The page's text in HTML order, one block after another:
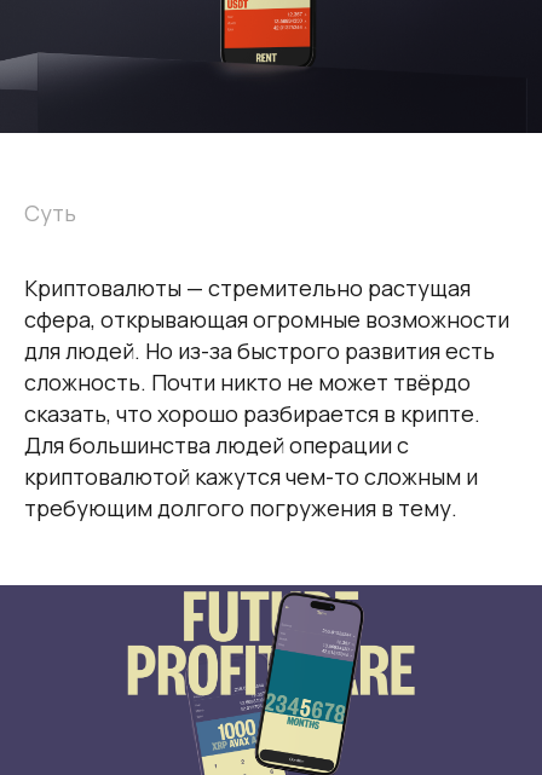
Суть
Криптовалюты — стремительно растущая
сфера, открывающая огромные возможности
для людей. Но из-за быстрого развития есть
сложность. Почти никто не может твёрдо
сказать, что хорошо разбирается в крипте.
Для большинства людей операции с
криптовалютой кажутся чем-то сложным и
требующим долгого погружения в тему.